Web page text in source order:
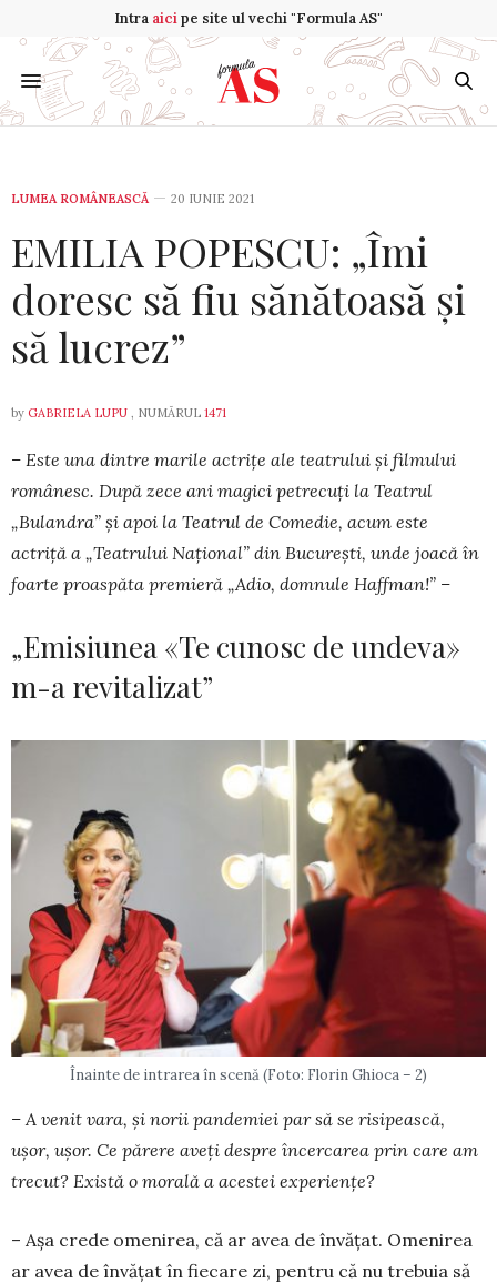
Intra aicipe site ul vechi "Formula AS"
LUMEA ROMÂNEASCĂ 20 IUNIE 2021
EMILIA POPESCU: „Îmi
doresc să fiu sănătoasă și
să lucrez”
by GABRIELA LUPU , NUMĂRUL 1471
– Este una dintre marile actrițe ale teatrului și filmului
românesc. După zece ani magici petrecuți la Teatrul
„Bulandra” și apoi la Teatrul de Comedie, acum este
actriță a „Teatrului Național” din București, unde joacă în
foarte proaspăta premieră „Adio, domnule Haffman!” –
„Emisiunea «Te cunosc de undeva»
m-a revitalizat”
Înainte de intrarea în scenă (Foto: Florin Ghioca – 2)
– A venit vara, și norii pandemiei par să se ri­sipească,
ușor, ușor. Ce părere aveți despre în­cercarea prin care am
trecut? Există o morală a acestei experiențe?
– Așa crede omenirea, că ar avea de învățat. Omenirea
ar avea de învățat în fiecare zi, pentru că nu trebuia să